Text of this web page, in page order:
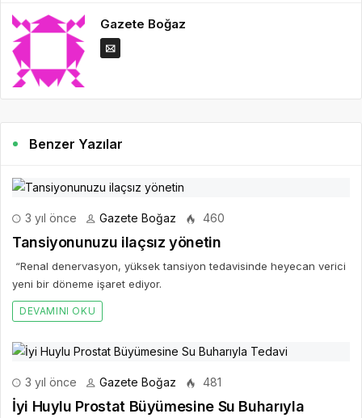
Gazete Boğaz
Benzer Yazılar
3 yıl önce Gazete Boğaz 460
Tansiyonunuzu ilaçsız yönetin
“Renal denervasyon, yüksek tansiyon tedavisinde heyecan verici
yeni bir döneme işaret ediyor.
DEVAMINI OKU
3 yıl önce Gazete Boğaz 481
İyi Huylu Prostat Büyümesine Su Buharıyla